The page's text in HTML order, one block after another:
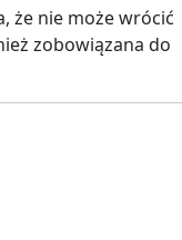
że nie może wrócić
zobowiązana do